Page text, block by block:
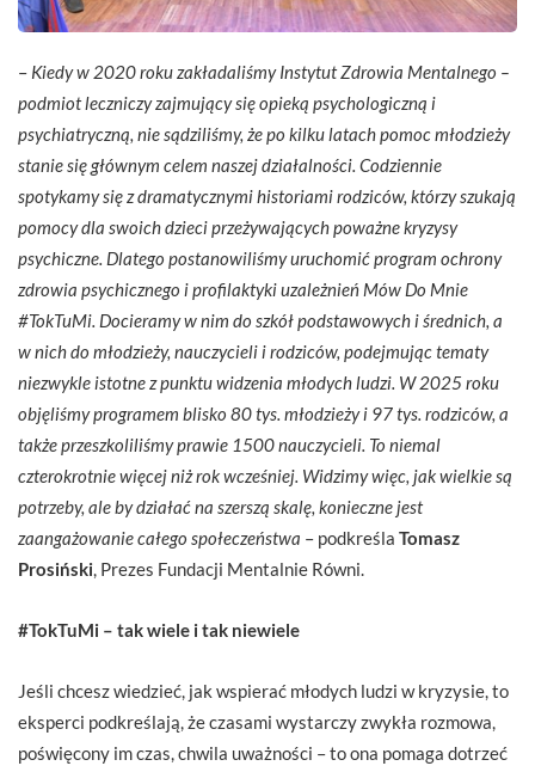
– Kiedy w 2020 roku zakładaliśmy Instytut Zdrowia Mentalnego –
podmiot leczniczy zajmujący się opieką psychologiczną i
psychiatryczną, nie sądziliśmy, że po kilku latach pomoc młodzieży
stanie się głównym celem naszej działalności. Codziennie
spotykamy się z dramatycznymi historiami rodziców, którzy szukają
pomocy dla swoich dzieci przeżywających poważne kryzysy
psychiczne. Dlatego postanowiliśmy uruchomić program ochrony
zdrowia psychicznego i profilaktyki uzależnień Mów Do Mnie
#TokTuMi. Docieramy w nim do szkół podstawowych i średnich, a
w nich do młodzieży, nauczycieli i rodziców, podejmując tematy
niezwykle istotne z punktu widzenia młodych ludzi. W 2025 roku
objęliśmy programem blisko 80 tys. młodzieży i 97 tys. rodziców, a
także przeszkoliliśmy prawie 1500 nauczycieli. To niemal
czterokrotnie więcej niż rok wcześniej. Widzimy więc, jak wielkie są
potrzeby, ale by działać na szerszą skalę, konieczne jest
zaangażowanie całego społeczeństwa – podkreśla Tomasz
Prosiński, Prezes Fundacji Mentalnie Równi.
#TokTuMi – tak wiele i tak niewiele
Jeśli chcesz wiedzieć, jak wspierać młodych ludzi w kryzysie, to
eksperci podkreślają, że czasami wystarczy zwykła rozmowa,
poświęcony im czas, chwila uważności – to ona pomaga dotrzeć